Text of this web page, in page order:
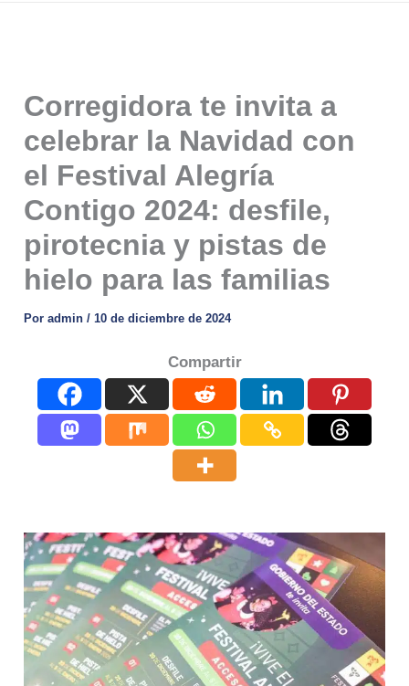
Corregidora te invita a
celebrar la Navidad con
el Festival Alegría
Contigo 2024: desfile,
pirotecnia y pistas de
hielo para las familias
Poradmin/ 10 de diciembre de 2024
Compartir